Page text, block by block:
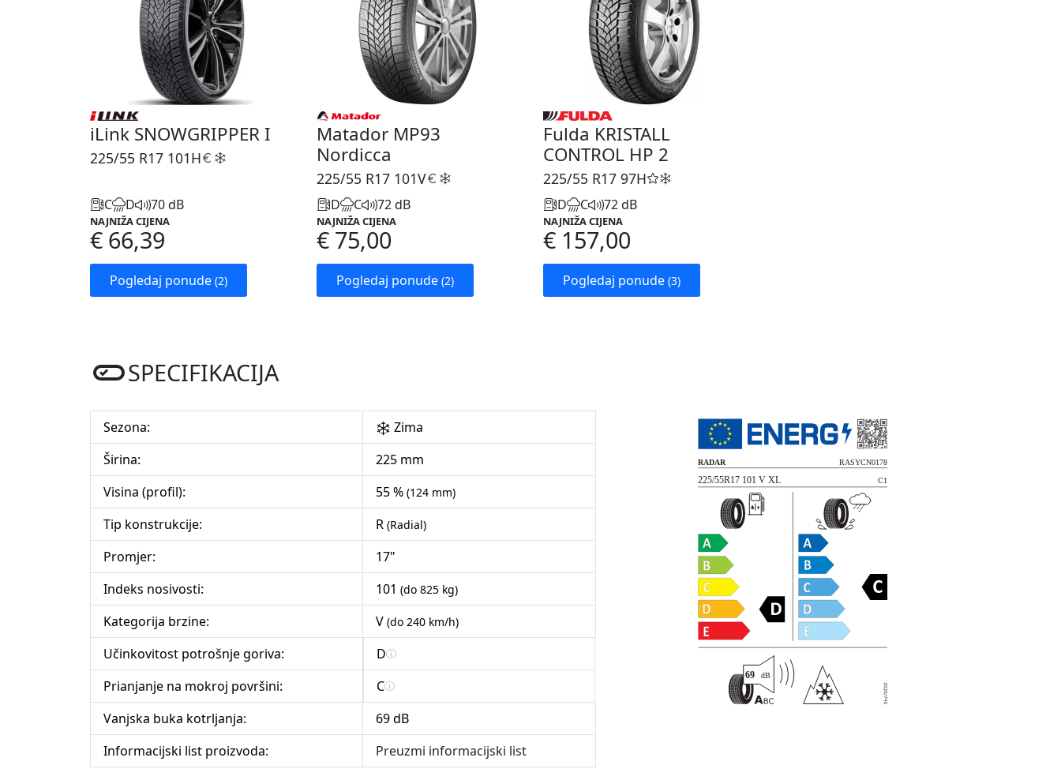
iLink SNOWGRIPPER I
225/55 R17 101H
C D 70 dB
NAJNIŽA CIJENA
€ 66,39
Pogledaj ponude (2)
Matador MP93
Nordicca
225/55 R17 101V
D C 72 dB
NAJNIŽA CIJENA
€ 75,00
Pogledaj ponude (2)
Fulda KRISTALL
CONTROL HP 2
225/55 R17 97H
D C 72 dB
NAJNIŽA CIJENA
€ 157,00
Pogledaj ponude (3)
SPECIFIKACIJA
Sezona:
Zima
Širina:
225 mm
Visina (profil):
55 % (124 mm)
Tip konstrukcije: R (Radial)
Promjer:
17"
Indeks nosivosti:
101 (do 825 kg)
Kategorija brzine: V (do 240 km/h)
Učinkovitost potrošnje goriva:
D
Prianjanje na mokroj površini:
C
Vanjska buka kotrljanja:
69 dB
Informacijski list proizvoda:
Preuzmi informacijski list